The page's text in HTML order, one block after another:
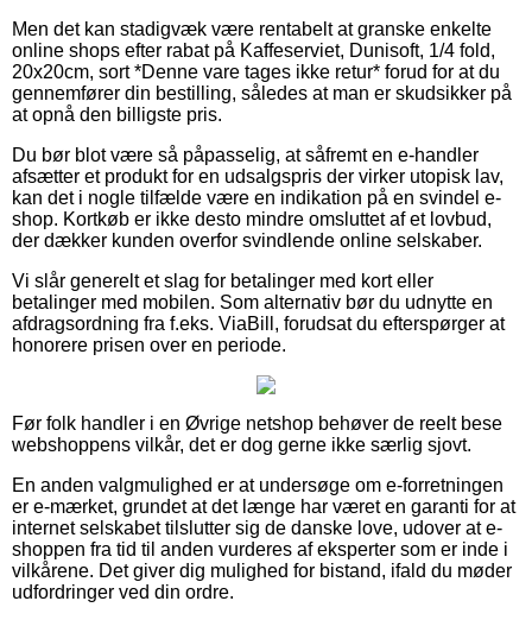
Men det kan stadigvæk være rentabelt at granske enkelte
online shops efter rabat på Kaffeserviet, Dunisoft, 1/4 fold,
20x20cm, sort *Denne vare tages ikke retur* forud for at du
gennemfører din bestilling, således at man er skudsikker på
at opnå den billigste pris.
Du bør blot være så påpasselig, at såfremt en e-handler
afsætter et produkt for en udsalgspris der virker utopisk lav,
kan det i nogle tilfælde være en indikation på en svindel e-
shop. Kortkøb er ikke desto mindre omsluttet af et lovbud,
der dækker kunden overfor svindlende online selskaber.
Vi slår generelt et slag for betalinger med kort eller
betalinger med mobilen. Som alternativ bør du udnytte en
afdragsordning fra f.eks. ViaBill, forudsat du efterspørger at
honorere prisen over en periode.
Før folk handler i en Øvrige netshop behøver de reelt bese
webshoppens vilkår, det er dog gerne ikke særlig sjovt.
En anden valgmulighed er at undersøge om e-forretningen
er e-mærket, grundet at det længe har været en garanti for at
internet selskabet tilslutter sig de danske love, udover at e-
shoppen fra tid til anden vurderes af eksperter som er inde i
vilkårene. Det giver dig mulighed for bistand, ifald du møder
udfordringer ved din ordre.